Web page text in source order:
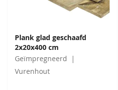
Plank glad geschaafd
2x20x400 cm
Geïmpregneerd
Vurenhout